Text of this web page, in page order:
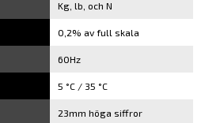
Kg, lb, och N
0,2% av full skala
60Hz
5 °C / 35 °C
23mm höga siffror